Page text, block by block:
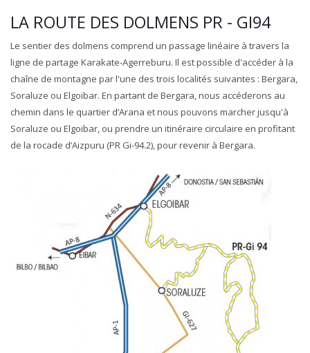
LA ROUTE DES DOLMENS PR - GI94
Le sentier des dolmens comprend un passage linéaire à travers la
ligne de partage Karakate-Agerreburu. Il est possible d'accéder à la
chaîne de montagne par l'une des trois localités suivantes : Bergara,
Soraluze ou Elgoibar. En partant de Bergara, nous accéderons au
chemin dans le quartier d’Arana et nous pouvons marcher jusqu'à
Soraluze ou Elgoibar, ou prendre un itinéraire circulaire en profitant
de la rocade d’Aizpuru (PR Gi-94.2), pour revenir à Bergara.